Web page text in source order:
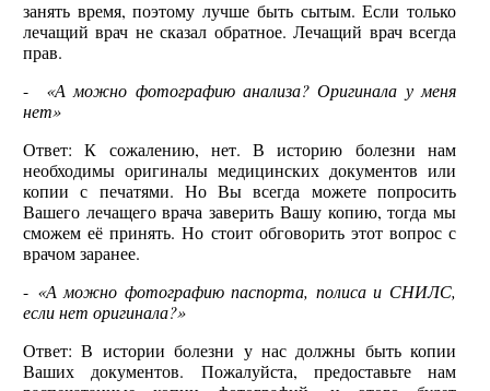
занять время, поэтому лучше быть сытым. Если только
лечащий врач не сказал обратное. Лечащий врач всегда
прав.
-
«А можно фотографию анализа? Оригинала у меня
нет»
Ответ: К сожалению, нет. В историю болезни нам
необходимы оригиналы медицинских документов или
копии с печатями. Но Вы всегда можете попросить
Вашего лечащего врача заверить Вашу копию, тогда мы
сможем её принять. Но стоит обговорить этот вопрос с
врачом заранее.
- «А можно фотографию паспорта, полиса и СНИЛС,
если нет оригинала?»
Ответ: В истории болезни у нас должны быть копии
Ваших документов. Пожалуйста, предоставьте нам